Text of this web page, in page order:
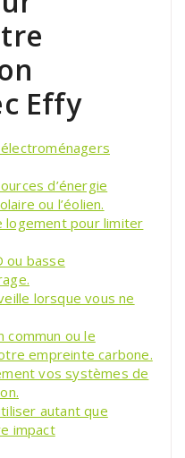
Effy
d’énergie
ou l’éolien.
pour limiter
ou basse
lorsque vous ne
ou le
empreinte carbone.
vos systèmes de
autant que
impact